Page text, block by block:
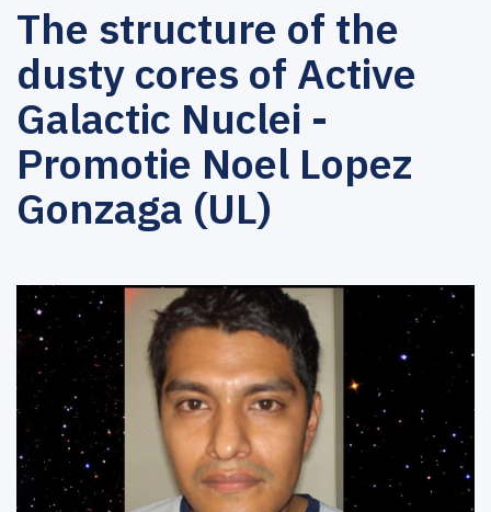
The structure of the
dusty cores of Active
Galactic Nuclei -
Promotie Noel Lopez
Gonzaga (UL)